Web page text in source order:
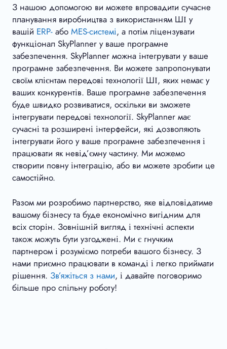
З нашою допомогою ви можете впровадити сучасне
планування виробництва з використанням ШІ у
вашій ERP- або MES-системі, а потім ліцензувати
функціонал SkyPlanner у ваше програмне
забезпечення. SkyPlanner можна інтегрувати у ваше
програмне забезпечення. Ви можете запропонувати
своїм клієнтам передові технології ШІ, яких немає у
ваших конкурентів. Ваше програмне забезпечення
буде швидко розвиватися, оскільки ви зможете
інтегрувати передові технології. SkyPlanner має
сучасні та розширені інтерфейси, які дозволяють
інтегрувати його у ваше програмне забезпечення і
працювати як невід’ємну частину. Ми можемо
створити повну інтеграцію, або ви можете зробити це
самостійно.
Разом ми розробимо партнерство, яке відповідатиме
вашому бізнесу та буде економічно вигідним для
всіх сторін. Зовнішній вигляд і технічні аспекти
також можуть бути узгоджені. Ми є гнучким
партнером і розуміємо потреби вашого бізнесу. З
нами приємно працювати в команді і легко приймати
рішення. Зв’яжіться з нами, і давайте поговоримо
більше про спільну роботу!